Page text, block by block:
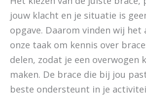
jouw klacht en je situatie is
opgave. Daarom vinden wij het
onze taak om kennis over
delen, zodat je een overwogen
maken. De brace die bij jou
beste ondersteunt in je